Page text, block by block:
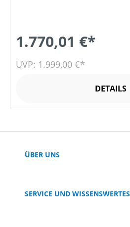
1.770,01 €*
UVP: 1.999,00 €*
DETAILS
ÜBER UNS
SERVICE UND WISSENSWERTES